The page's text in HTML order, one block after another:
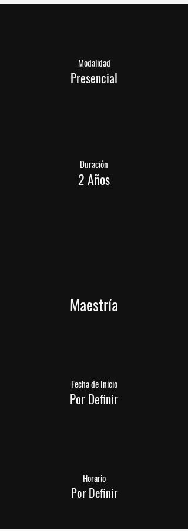
Modalidad
Presencial
Duración
2 Años
Maestría
Fecha de Inicio
Por Definir
Horario
Por Definir